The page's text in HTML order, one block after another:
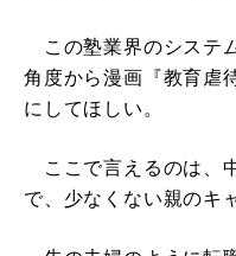
この塾業界のシステ
角度から漫画『教育虐
にしてほしい。
ここで言えるのは、
で、少なくない親のキ